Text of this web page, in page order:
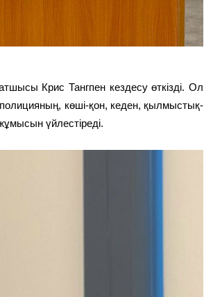
Крис Тангпен кездесу өткізді. Ол
полицияның, көші-қон, кеден, қылмыстық-
үйлестіреді.